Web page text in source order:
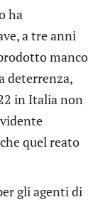
ha
a tre anni
manco
deterrenza,
in Italia non
quel reato
gli agenti di